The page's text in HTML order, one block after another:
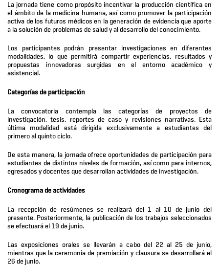
La jornada tiene como propósito incentivar la producción científica en
el ámbito de la medicina humana, así como promover la participación
activa de los futuros médicos en la generación de evidencia que aporte
a la solución de problemas de salud y al desarrollo del conocimiento.
Los participantes podrán presentar investigaciones en diferentes
modalidades, lo que permitirá compartir experiencias, resultados y
propuestas innovadoras surgidas en el entorno académico y
asistencial.
Categorías de participación
La convocatoria contempla las categorías de proyectos de
investigación, tesis, reportes de caso y revisiones narrativas. Esta
última modalidad está dirigida exclusivamente a estudiantes del
primero al quinto ciclo.
De esta manera, la jornada ofrece oportunidades de participación para
estudiantes de distintos niveles de formación, así como para internos,
egresados y docentes que desarrollan actividades de investigación.
Cronograma de actividades
La recepción de resúmenes se realizará del 1 al 10 de junio del
presente. Posteriormente, la publicación de los trabajos seleccionados
se efectuará el 19 de junio.
Las exposiciones orales se llevarán a cabo del 22 al 25 de junio,
mientras que la ceremonia de premiación y clausura se desarrollará el
26 de junio.